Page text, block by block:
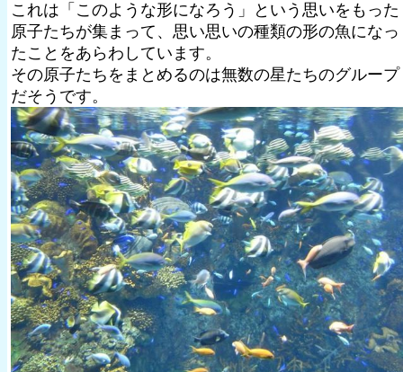
これは「このような形になろう」という思いをもった
原子たちが集まって、思い思いの種類の形の魚になっ
たことをあらわしています。
その原子たちをまとめるのは無数の星たちのグループ
だそうです。